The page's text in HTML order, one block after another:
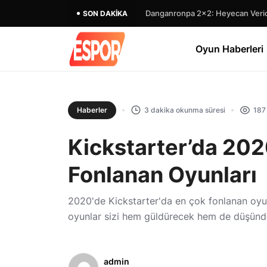
SON DAKIKA Danganronpa 2×2: Heyecan
Oyun Haberleri
Haberler 3 dakika okunma süresi 187
Kickstarter’da
Fonlanan Oyunları
2020'de Kickstarter'da en çok fonlanan
oyunlar sizi hem güldürecek hem de
admin